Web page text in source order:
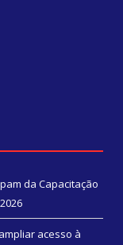
da Capacitação
acesso à